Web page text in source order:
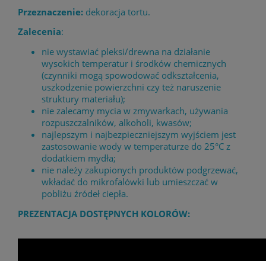
Przeznaczenie: dekoracja tortu.
Zalecenia:
nie wystawiać pleksi/drewna na działanie
wysokich temperatur i środków chemicznych
(czynniki mogą spowodować odkształcenia,
uszkodzenie powierzchni czy też naruszenie
struktury materiału);
nie zalecamy mycia w zmywarkach, używania
rozpuszczalników, alkoholi, kwasów;
najlepszym i najbezpieczniejszym wyjściem jest
zastosowanie wody w temperaturze do 25°C z
dodatkiem mydła;
nie należy zakupionych produktów podgrzewać,
wkładać do mikrofalówki lub umieszczać w
pobliżu źródeł ciepła.
PREZENTACJA DOSTĘPNYCH KOLORÓW: